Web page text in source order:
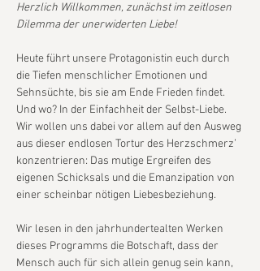
Herzlich Willkommen, zunächst im zeitlosen
Dilemma der unerwiderten Liebe!
Heute führt unsere Protagonistin euch durch
die Tiefen menschlicher Emotionen und
Sehnsüchte, bis sie am Ende Frieden findet.
Und wo? In der Einfachheit der Selbst-Liebe.
Wir wollen uns dabei vor allem auf den Ausweg
aus dieser endlosen Tortur des Herzschmerz’
konzentrieren: Das mutige Ergreifen des
eigenen Schicksals und die Emanzipation von
einer scheinbar nötigen Liebesbeziehung.
Wir lesen in den jahrhundertealten Werken
dieses Programms die Botschaft, dass der
Mensch auch für sich allein genug sein kann,